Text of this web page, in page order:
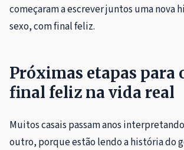
começaram a escrever juntos uma nova
sexo, com final feliz.
Próximas etapas para
final feliz na vida real
Muitos casais passam anos
outro, porque estão lendo a história do